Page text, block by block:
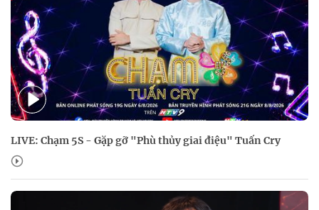
LIVE: Chạm 5S - Gặp gỡ "Phù thủy giai điệu" Tuấn Cry